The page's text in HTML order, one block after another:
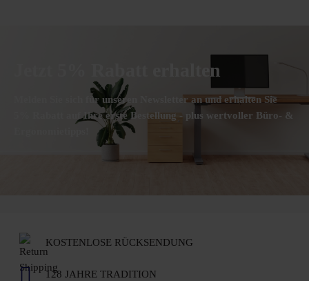
Jetzt 5% Rabatt erhalten
Melden Sie sich für unseren Newsletter an und erhalten Sie
5% Rabatt auf Ihre erste Bestellung - plus wertvoller Büro- &
KOSTENLOSE RÜCKSENDUNG
128 JAHRE TRADITION